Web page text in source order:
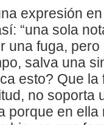
expresión
“una sola
una fuga, pero
salva una
esto? Que la
no soporta
porque en